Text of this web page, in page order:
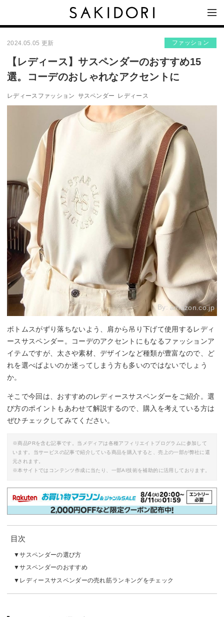
2024.05.05 更新 ファッション
【レディース】サスペンダーのおすすめ15
選。コーデのおしゃれなアクセントに
レディースファッション サスペンダー レディース
By:amazon.co.jp
ボトムスがずり落ちないよう、肩から吊り下げて使用するレディ
ースサスペンダー。コーデのアクセントにもなるファッションア
イテムですが、太さや素材、デザインなど種類が豊富なので、ど
れを選べばよいのか迷ってしまう方も多いのではないでしょう
か。
そこで今回は、おすすめのレディースサスペンダーをご紹介。選
び方のポイントもあわせて解説するので、購入を考えている方は
ぜひチェックしてみてください。
※商品PRを含む記事です。当メディアは各種アフィリエイトプログラムに参加して
います。当サービスの記事で紹介している商品を購入すると、売上の一部が弊社に還
元されます。
※本サイトではコンテンツ作成に当たり、一部AI技術を補助的に活用しております。
目次
サスペンダーの選び方
サスペンダーのおすすめ
レディースサスペンダーの売れ筋ランキングをチェック